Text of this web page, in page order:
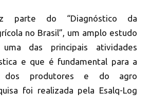
parte do “Diagnóstico da
no Brasil”, um amplo estudo
das principais atividades
e que é fundamental para a
dos produtores e do agro
foi realizada pela Esalq-Log